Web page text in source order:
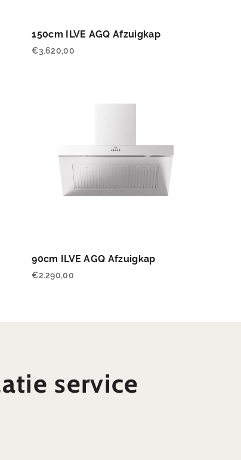
150cm ILVE AGQ Afzuigkap
€3.620,00
90cm ILVE AGQ Afzuigkap
€2.290,00
service